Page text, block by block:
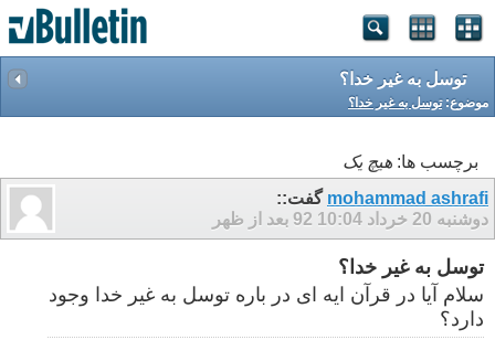
توسل به غیر خدا؟
موضوع:توسل به غیر خدا؟
برچسب ها: هیچ یک
mohammad ashrafi گفت::
دوشنبه 20 خرداد 92
10:04 بعد از ظهر
توسل به غیر خدا؟
سلام آیا در قرآن ایه ای در باره توسل به غیر خدا وجود
دارد؟